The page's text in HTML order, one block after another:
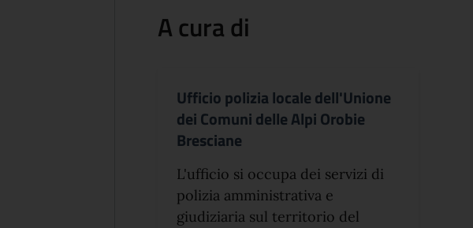
A cura di
Ufficio polizia locale dell'Unione
dei Comuni delle Alpi Orobie
Bresciane
L'ufficio si occupa dei servizi di
polizia amministrativa e
giudiziaria sul territorio del